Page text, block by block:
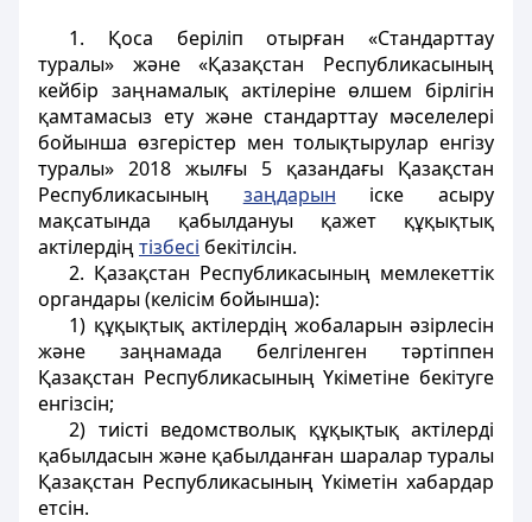
1. Қоса беріліп отырған «Стандарттау
туралы» және «Қазақстан Республикасының
кейбір заңнамалық актілеріне өлшем бірлігін
қамтамасыз ету және стандарттау мәселелері
бойынша өзгерістер мен толықтырулар енгізу
туралы» 2018 жылғы 5 қазандағы Қазақстан
Республикасының заңдарын іске асыру
мақсатында қабылдануы қажет құқықтық
актілердіңтізбесі бекітілсін.
2. Қазақстан Республикасының мемлекеттік
органдары (келісім бойынша):
1) құқықтық актілердің жобаларын әзірлесін
және заңнамада белгіленген тәртіппен
Қазақстан Республикасының Үкіметіне бекітуге
енгізсін;
2) тиісті ведомстволық құқықтық актілерді
қабылдасын және қабылданған шаралар туралы
Қазақстан Республикасының Үкіметін хабардар
етсін.